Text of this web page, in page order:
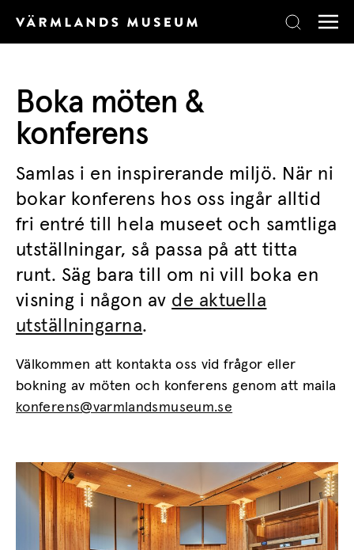
Boka möten &
konferens
Samlas i en inspirerande miljö. När ni
bokar konferens hos oss ingår alltid
fri entré till hela museet och samtliga
utställningar, så passa på att titta
runt. Säg bara till om ni vill boka en
visning i någon av de aktuella
utställningarna.
Välkommen att kontakta oss vid frågor eller
bokning av möten och konferens genom att maila
konferens@varmlandsmuseum.se